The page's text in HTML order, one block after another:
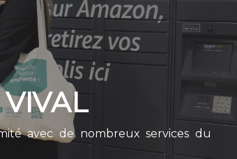
avec de nombreux services du